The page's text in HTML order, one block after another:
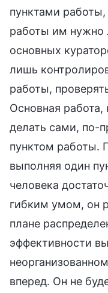
пунктами работы,
работы им нужно
основных
лишь
работы,
Основная
делать сами, по-
пунктом работы.
выполняя один
человека
гибким умом, он
плане
эффективности
вперед. Он не